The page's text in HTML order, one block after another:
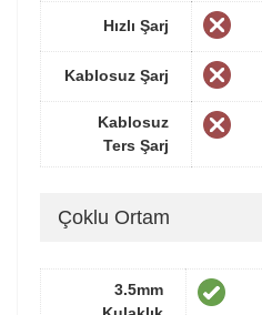
Hızlı Şarj
Kablosuz Şarj
Kablosuz
Ters Şarj
Çoklu Ortam
3.5mm